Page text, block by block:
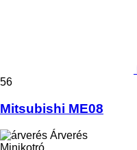
56
Mitsubishi ME08
Árverés
Minikotró